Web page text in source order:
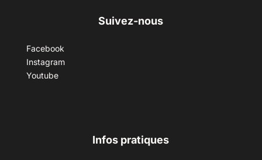
Suivez-nous
Facebook
Instagram
Youtube
Infos pratiques